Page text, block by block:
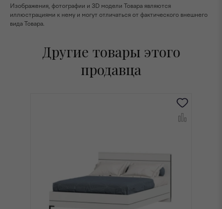
Изображения, фотографии и 3D модели Товара являются
иллюстрациями к нему и могут отличаться от фактического внешнего
вида Товара.
Другие товары этого
продавца